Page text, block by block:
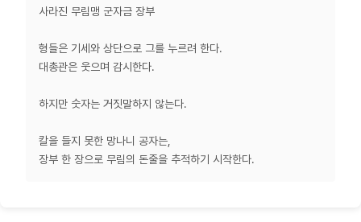
사라진 무림맹 군자금 장부
형들은 기세와 상단으로 그를 누르려 한다.
대총관은 웃으며 감시한다.
하지만 숫자는 거짓말하지 않는다.
칼을 들지 못한 망나니 공자는,
장부 한 장으로 무림의 돈줄을 추적하기 시작한다.